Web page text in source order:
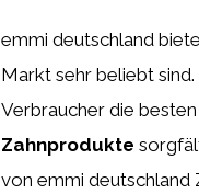
emmi deutschland
Markt sehr beliebt
Verbraucher die
Zahnprodukte
von emmi deutschland